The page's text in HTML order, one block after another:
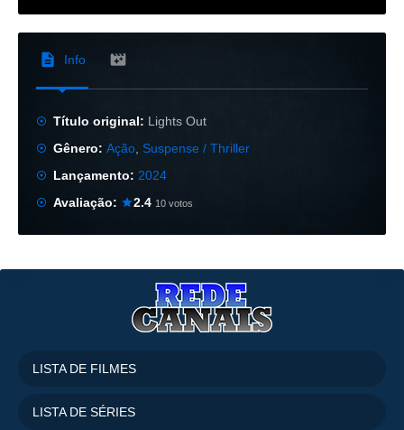
Info
Título original: Lights Out
Gênero:Ação Suspense / Thriller
Lançamento: 2024
Avaliação:
2.4 10 votos
LISTA DE FILMES
LISTA DE SÉRIES